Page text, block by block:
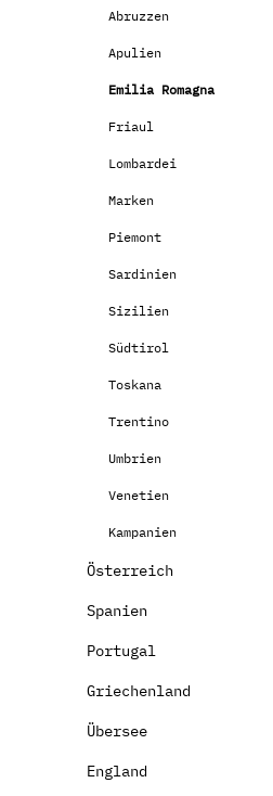
Abruzzen
Apulien
Emilia Romagna
Friaul
Lombardei
Marken
Piemont
Sardinien
Sizilien
Südtirol
Toskana
Trentino
Umbrien
Venetien
Kampanien
Österreich
Spanien
Portugal
Griechenland
Übersee
England